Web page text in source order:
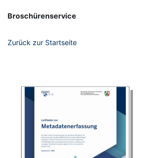
Broschürenservice
Zurück zur Startseite